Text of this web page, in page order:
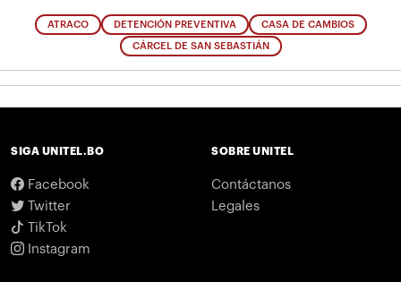
ATRACO DETENCIÓN PREVENTIVA CASA DE CAMBIOS
CÁRCEL DE SAN SEBASTIÁN
SIGA UNITEL.BO
Facebook
Twitter
TikTok
Instagram
SOBRE UNITEL
Contáctanos
Legales